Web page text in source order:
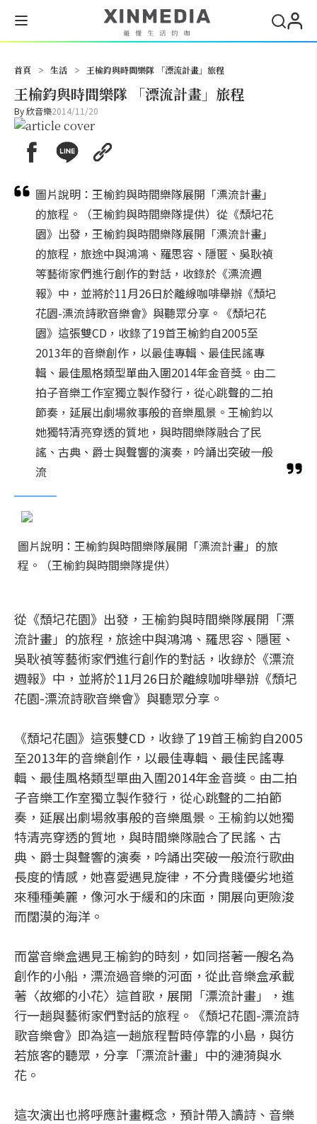
首頁 > 生活 > 王榆鈞與時間樂隊 「漂流計畫」旅程
王榆鈞與時間樂隊 「漂流計畫」旅程
By欣音樂2014/11/20
圖片說明：王榆鈞與時間樂隊展開「漂流計畫」
的旅程。（王榆鈞與時間樂隊提供）從《頹圮花
園》出發，王榆鈞與時間樂隊展開「漂流計畫」
的旅程，旅途中與鴻鴻、羅思容、隱匿、吳耿禎
等藝術家們進行創作的對話，收錄於《漂流週
報》中，並將於11月26日於離線咖啡舉辦《頹圮
花園-漂流詩歌音樂會》與聽眾分享。《頹圮花
園》這張雙CD，收錄了19首王榆鈞自2005至
2013年的音樂創作，以最佳專輯、最佳民謠專
輯、最佳風格類型單曲入圍2014年金音獎。由二
拍子音樂工作室獨立製作發行，從心跳聲的二拍
節奏，延展出劇場敘事般的音樂風景。王榆鈞以
她獨特清亮穿透的質地，與時間樂隊融合了民
謠、古典、爵士與聲響的演奏，吟誦出突破一般
流
圖片說明：王榆鈞與時間樂隊展開「漂流計畫」的旅
程。（王榆鈞與時間樂隊提供）
從《頹圮花園》出發，王榆鈞與時間樂隊展開「漂
流計畫」的旅程，旅途中與鴻鴻、羅思容、隱匿、
吳耿禎等藝術家們進行創作的對話，收錄於《漂流
週報》中，並將於11月26日於離線咖啡舉辦《頹圮
花園-漂流詩歌音樂會》與聽眾分享。
《頹圮花園》這張雙CD，收錄了19首王榆鈞自2005
至2013年的音樂創作，以最佳專輯、最佳民謠專
輯、最佳風格類型單曲入圍2014年金音獎。由二拍
子音樂工作室獨立製作發行，從心跳聲的二拍節
奏，延展出劇場敘事般的音樂風景。王榆鈞以她獨
特清亮穿透的質地，與時間樂隊融合了民謠、古
典、爵士與聲響的演奏，吟誦出突破一般流行歌曲
長度的情感，她喜愛遇見旋律，不分貴賤優劣地道
來種種美麗，像河水于緩和的床面，開展向更險浚
而闊漠的海洋。
而當音樂盒遇見王榆鈞的時刻，如同搭著一艘名為
創作的小船，漂流過音樂的河面，從此音樂盒承載
著〈故鄉的小花〉這首歌，展開「漂流計畫」，進
行一趟與藝術家們對話的旅程。《頹圮花園-漂流詩
歌音樂會》即為這一趟旅程暫時停靠的小島，與彷
若旅客的聽眾，分享「漂流計畫」中的漣漪與水
花。
這次演出也將呼應計畫概念，預計帶入讀詩、音樂